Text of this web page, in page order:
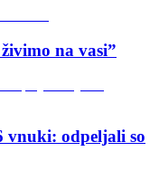
na vasi”
vnuki: odpeljali so